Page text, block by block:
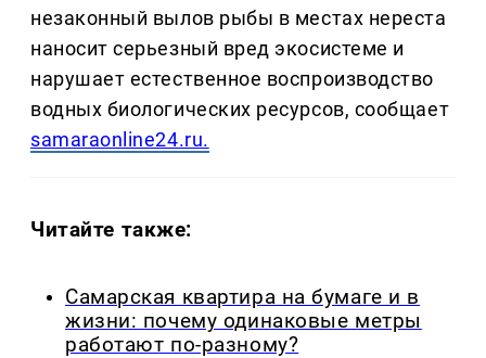
незаконный вылов рыбы в местах нереста
наносит серьезный вред экосистеме и
нарушает естественное воспроизводство
водных биологических ресурсов, сообщает
samaraonline24.ru.
Читайте также:
Самарская квартира на бумаге и в
жизни: почему одинаковые метры
работают по-разному?